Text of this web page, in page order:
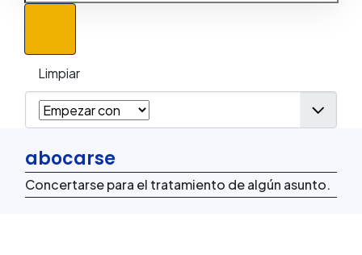
abocarse
Concertarse para el tratamiento de algún asunto.